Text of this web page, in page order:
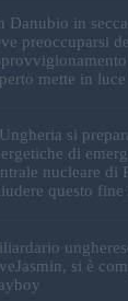
Danubio in
preoccuparsi
mette in
si
di
nucleare di
questo fine
si è